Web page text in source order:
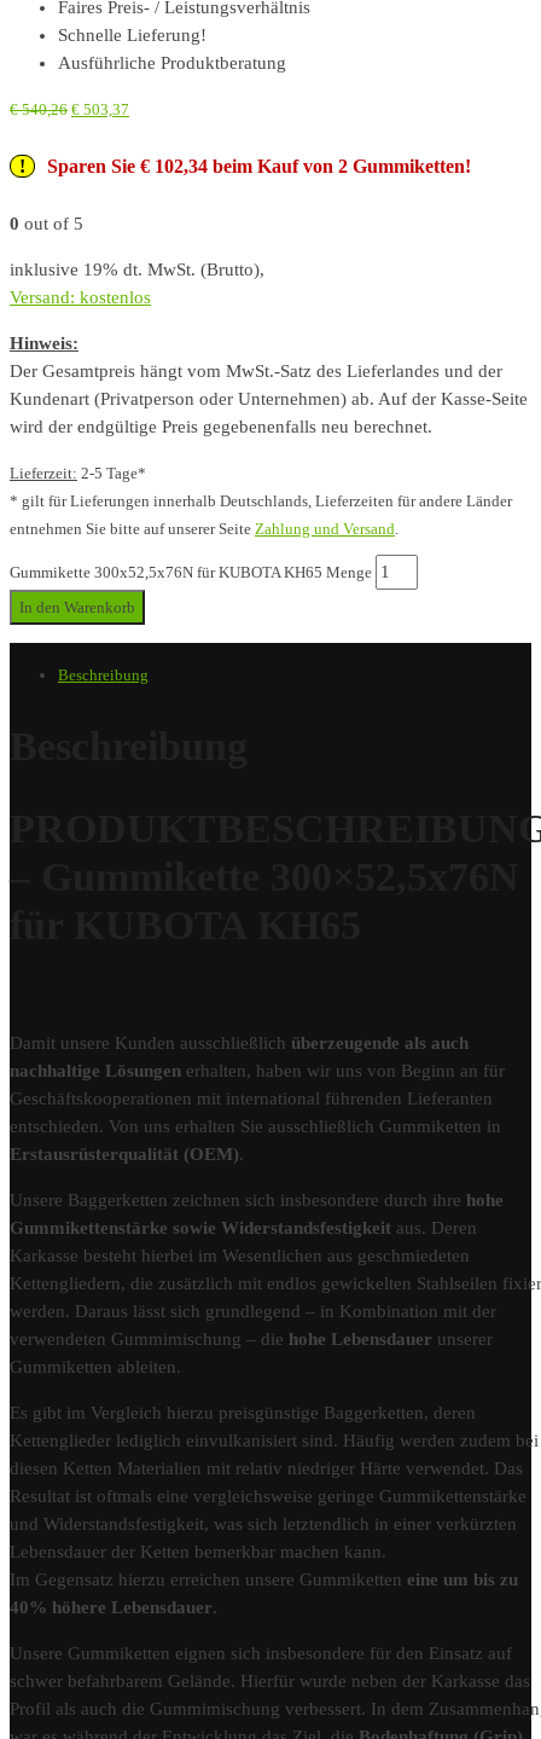
Faires Preis- / Leistungsverhältnis
Schnelle Lieferung!
Ausführliche Produktberatung
€540,26 € 503,37
Sparen Sie € 102,34 beim Kauf von 2 Gummiketten!
0 out of 5
inklusive 19% dt. MwSt. (Brutto),
Versand: kostenlos
Hinweis:
Der Gesamtpreis hängt vom MwSt.-Satz des Lieferlandes und der
Kundenart (Privatperson oder Unternehmen) ab. Auf der Kasse-Seite
wird der endgültige Preis gegebenenfalls neu berechnet.
Lieferzeit: 2-5 Tage*
* gilt für Lieferungen innerhalb Deutschlands, Lieferzeiten für andere Länder
entnehmen Sie bitte auf unserer Seite Zahlung und Versand
Gummikette 300x52,5x76N für KUBOTA KH65 Menge
In den Warenkorb
Beschreibung
Damit unsere Kunden ausschließlich überzeugende als auch
nachhaltige Lösungen erhalten, haben wir uns von Beginn an für
Geschäftskooperationen mit international führenden Lieferanten
entschieden. Von uns erhalten Sie ausschließlich Gummiketten in
Erstausrüsterqualität (OEM).
Unsere Baggerketten zeichnen sich insbesondere durch ihre hohe
Gummikettenstärke sowie Widerstandsfestigkeit aus. Deren
Karkasse besteht hierbei im Wesentlichen aus geschmiedeten
Kettengliedern, die zusätzlich mit endlos gewickelten Stahlseilen
werden. Daraus lässt sich grundlegend – in Kombination mit der
verwendeten Gummimischung – die hohe Lebensdauer unserer
Gummiketten ableiten.
Es gibt im Vergleich hierzu preisgünstige Baggerketten, deren
Kettenglieder lediglich einvulkanisiert sind. Häufig werden zudem bei
diesen Ketten Materialien mit relativ niedriger Härte verwendet. Das
Resultat ist oftmals eine vergleichsweise geringe Gummikettenstärke
und Widerstandsfestigkeit, was sich letztendlich in einer verkürzten
Lebensdauer der Ketten bemerkbar machen kann.
Im Gegensatz hierzu erreichen unsere Gummiketten eine um bis zu
40% höhere Lebensdauer.
Unsere Gummiketten eignen sich insbesondere für den Einsatz auf
schwer befahrbarem Gelände. Hierfür wurde neben der Karkasse das
Profil als auch die Gummimischung verbessert. In dem